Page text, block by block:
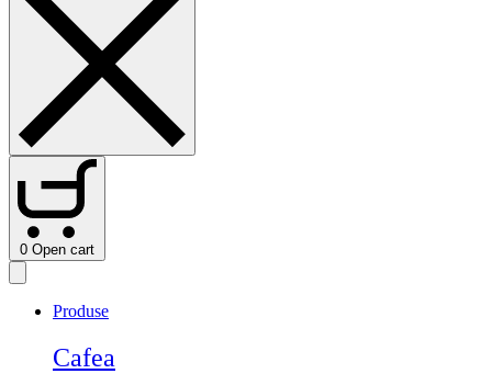
0 Open cart
Produse
Cafea